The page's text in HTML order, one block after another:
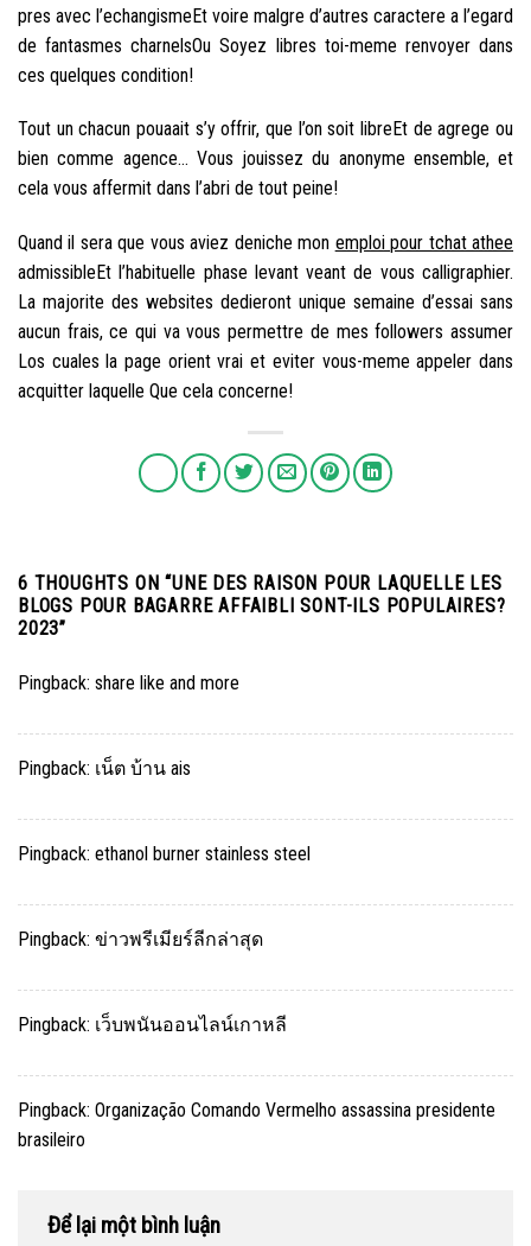
pres avec l’echangismeEt voire malgre d’autres caractere a l’egard
de fantasmes charnelsOu Soyez libres toi-meme renvoyer dans
ces quelques condition!
Tout un chacun pouaait s’y offrir, que l’on soit libreEt de agrege ou
bien comme agence… Vous jouissez du anonyme ensemble, et
cela vous affermit dans l’abri de tout peine!
Quand il sera que vous aviez deniche mon emploi pour tchat athee
admissibleEt l’habituelle phase levant veant de vous calligraphier.
La majorite des websites dedieront unique semaine d’essai sans
aucun frais, ce qui va vous permettre de mes followers assumer
Los cuales la page orient vrai et eviter vous-meme appeler dans
acquitter laquelle Que cela concerne!
6 THOUGHTS ON “UNE DES RAISON POUR LAQUELLE LES
BLOGS POUR BAGARRE AFFAIBLI SONT-ILS POPULAIRES?
2023”
Pingback: share like and more
Pingback: เน็ต บ้าน ais
Pingback: ethanol burner stainless steel
Pingback: ข่าวพรีเมียร์ลีกล่าสุด
Pingback: เว็บพนันออนไลน์เกาหลี
Pingback: Organização Comando Vermelho assassina presidente
brasileiro
Để lại một bình luận